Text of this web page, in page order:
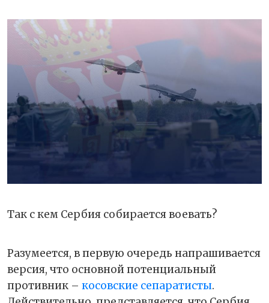
Так с кем Сербия собирается воевать?
Разумеется, в первую очередь напрашивается
версия, что основной потенциальный
противник – косовские сепаратисты.